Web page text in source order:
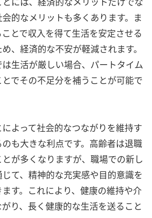
的なメリットも多くあります。ま
とで収入を得て生活を安定させる
、経済的な不安が軽減されます。
生活が厳しい場合、パートタイム
でその不足分を補うことが可能で
よって社会的なつながりを維持す
も大きな利点です。高齢者は退職
が多くなりますが、職場での新し
て、精神的な充実感や目的意識を
す。これにより、健康の維持や介
り、長く健康的な生活を送ること